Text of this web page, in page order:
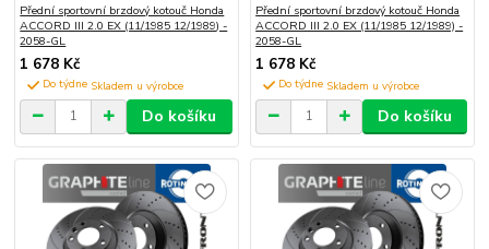
Přední sportovní brzdový kotouč Honda
ACCORD III 2.0 EX (11/1985 12/1989) -
2058-GL
1 678 Kč
Do týdne
Do košíku
Přední sportovní brzdový kotouč Honda
ACCORD III 2.0 EX (11/1985 12/1989) -
2058-GL
1 678 Kč
Do týdne
Do košíku